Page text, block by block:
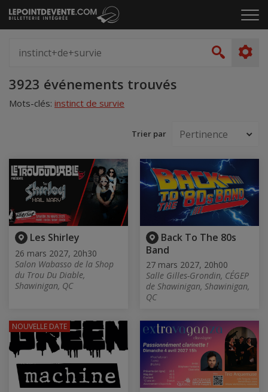
Passer
au
le
artiste,
Accueil
3923 événements trouvés
Mots-clés: instinct de survie
Trier par
Les Shirley
26 mars 2027, 20h30
Salon Wabasso de la Shop
du Trou Du Diable,
Shawinigan, QC
Back To The 80s
Band
27 mars 2027, 20h00
Salle Gilles-Grondin, CÉGEP
de Shawinigan, Shawinigan,
QC
NOUVELLE DATE